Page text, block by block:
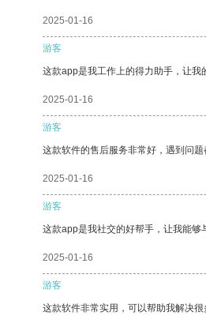
2025-01-16
游客
这款app是我工作上的得力助手，让我
2025-01-16
游客
这款软件的售后服务非常好，遇到问题
2025-01-16
游客
这款app是我社交的好帮手，让我能够
2025-01-16
游客
这款软件非常实用，可以帮助我解决很